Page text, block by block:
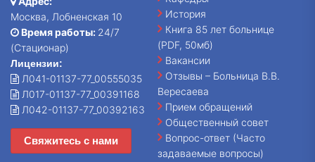
Москва, Лобненская 10
Время работы: 24/7
(Стационар)
Лицензии:
Л041-01137-77_00555035
Л017-01137-77_00391168
Л042-01137-77_00392163
Свяжитесь с нами
История
Книга 85 лет больнице
(PDF, 50мб)
Вакансии
Отзывы – Больница В.В.
Вересаева
Прием обращений
Общественный совет
Вопрос-ответ (Часто
задаваемые вопросы)